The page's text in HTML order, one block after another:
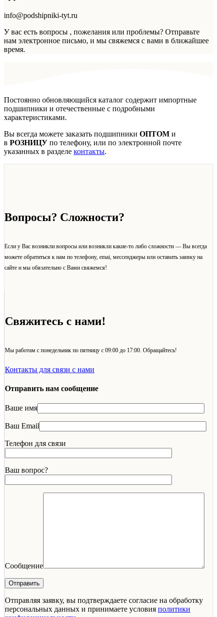
info@podshipniki-tyt.ru
У вас есть вопросы , пожелания или проблемы? Отправьте
нам электронное письмо, и мы свяжемся с вами в ближайшее
время.
Постоянно обновляющийся каталог содержит импортные
подшипники и отечественные с подробными
характеристиками.
Вы всегда можете заказать подшипники ОПТОМ и
в РОЗНИЦУ по телефону, или по электронной почте
указанных в разделе контакты.
Вопросы? Сложности?
Если у Вас возникли вопросы или возникли какие-то либо сложности — Вы всегда
можете обратиться к нам по телефону, emai, мессенджеры или оставить заявку на
сайте и мы обязательно с Вами свяжемся!
Свяжитесь с нами!
Мы работам с понедельник по пятницу с 09:00 до 17:00. Обращайтесь!
Контакты для связи с нами
Отправить нам сообщение
Ваше имя
Ваш Email
Телефон для связи
Ваш вопрос?
Сообщение
Отправляя заявку, вы подтверждаете согласие на обработку
персональных данных и принимаете условия политики